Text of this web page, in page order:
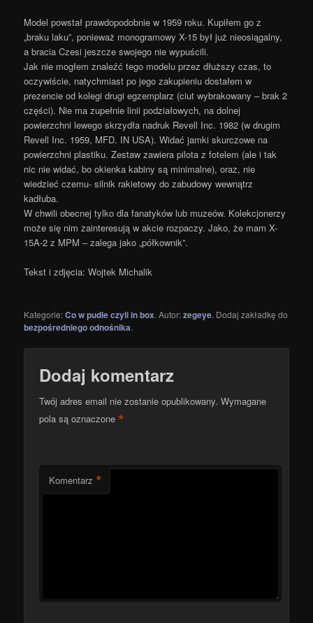
Model powstał prawdopodobnie w 1959 roku. Kupiłem go z
„braku laku”, ponieważ monogramowy X-15 był już nieosiągalny,
a bracia Czesi jeszcze swojego nie wypuścili.
Jak nie mogłem znaleźć tego modelu przez dłuższy czas, to
oczywiście, natychmiast po jego zakupieniu dostałem w
prezencie od kolegi drugi egzemplarz (ciut wybrakowany – brak 2
części). Nie ma zupełnie linii podziałowych, na dolnej
powierzchni lewego skrzydła nadruk Revell Inc. 1982 (w drugim
Revell Inc. 1959, MFD. IN USA). Widać jamki skurczowe na
powierzchni plastiku. Zestaw zawiera pilota z fotelem (ale i tak
nic nie widać, bo okienka kabiny są minimalne), oraz, nie
wiedzieć czemu- silnik rakietowy do zabudowy wewnątrz
kadłuba.
W chwili obecnej tylko dla fanatyków lub muzeów. Kolekcjonerzy
może się nim zainteresują w akcie rozpaczy. Jako, że mam X-
15A-2 z MPM – zalega jako „półkownik”.
Tekst i zdjęcia: Wojtek Michalik
Kategorie:Co w pudle czyli in box. Autor:zegeye. Dodaj zakładkę do
bezpośredniego odnośnika.
Dodaj komentarz
Twój adres email nie zostanie opublikowany. Wymagane
pola są oznaczone*
Komentarz *